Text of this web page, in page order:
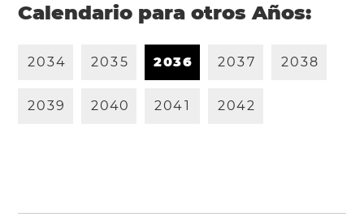
Calendario para otros Años:
2034 2035 2036 2037 2038
2039 2040 2041 2042